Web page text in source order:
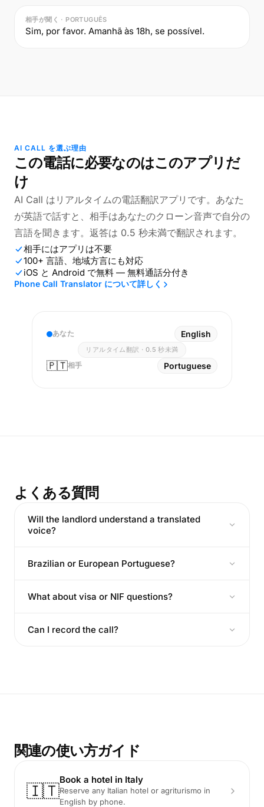
相手が聞く · PORTUGUÊS
Sim, por favor. Amanhã às 18h, se possível.
AI CALL を選ぶ理由
この電話に必要なのはこのアプリだ
け
AI Call はリアルタイムの電話翻訳アプリです。あなた
が英語で話すと、相手はあなたのクローン音声で自分の
言語を聞きます。返答は 0.5 秒未満で翻訳されます。
相手にはアプリは不要
100+ 言語、地域方言にも対応
iOS と Android で無料 — 無料通話分付き
Phone Call Translator について詳しく
あなた English
リアルタイム翻訳 · 0.5 秒未満
🇵🇹相手 Portuguese
よくある質問
Will the landlord understand a translated
voice?
Brazilian or European Portuguese?
What about visa or NIF questions?
Can I record the call?
関連の使い方ガイド
🇮🇹
Book a hotel in Italy
Reserve any Italian hotel or agriturismo in
English by phone.